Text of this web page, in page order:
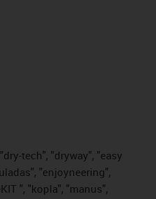
tech", "dryway", "easy
"enjoyneering",
", "kopla", "manus",